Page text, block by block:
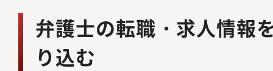
弁護士の転職・求人情報
り込む